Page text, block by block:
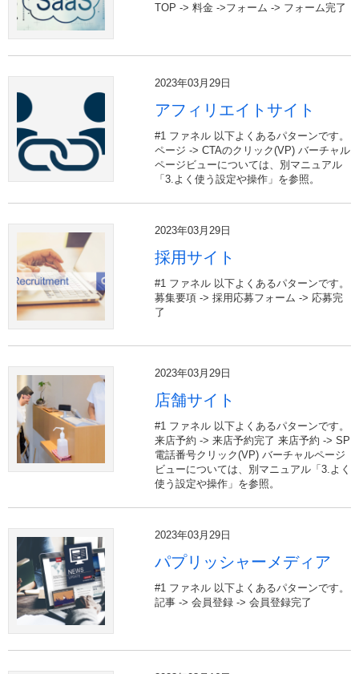
TOP -> 料金 ->フォーム -> フォーム完了
2023年03月29日
アフィリエイトサイト
#1 ファネル 以下よくあるパターンです。
ページ -> CTAのクリック(VP) バーチャル
ページビューについては、別マニュアル
「3.よく使う設定や操作」を参照。
2023年03月29日
採用サイト
#1 ファネル 以下よくあるパターンです。
募集要項 -> 採用応募フォーム -> 応募完
了
2023年03月29日
店舗サイト
#1 ファネル 以下よくあるパターンです。
来店予約 -> 来店予約完了 来店予約 -> SP
電話番号クリック(VP) バーチャルページ
ビューについては、別マニュアル「3.よく
使う設定や操作」を参照。
2023年03月29日
パプリッシャーメディア
#1 ファネル 以下よくあるパターンです。
記事 -> 会員登録 -> 会員登録完了